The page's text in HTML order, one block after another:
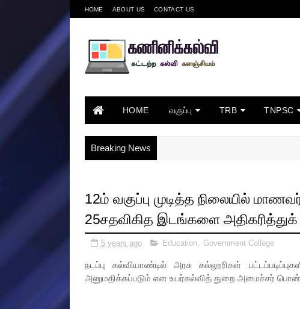
HOME ABOUT US CONTACT US
HOME வகுப்பு TRB TNPSC
Breaking News
12ம் வகுப்பு முடித்த நிலையில்
25சதவிகித இடங்களை
5 years ago Education, Government College
நடப்பு கல்வியாண்டில் அரசு கல்லூரிகள்
அனுமதிக்கப்படும் என உயர்கல்வித் துறை அமைச்சர்